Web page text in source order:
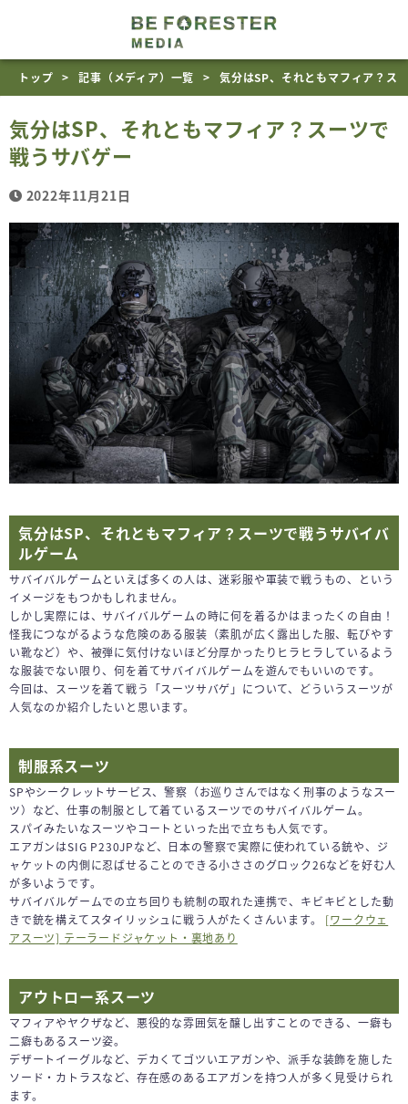
トップ 記事（メディア）一覧 気分はSP、それともマフィア？ス
気分はSP、それともマフィア？スーツで
戦うサバゲー
2022年11月21日
気分はSP、それともマフィア？スーツで戦うサバイバ
ルゲーム
サバイバルゲームといえば多くの人は、迷彩服や軍装で戦うもの、という
イメージをもつかもしれません。
しかし実際には、サバイバルゲームの時に何を着るかはまったくの自由！
怪我につながるような危険のある服装（素肌が広く露出した服、転びやす
い靴など）や、被弾に気付けないほど分厚かったりヒラヒラしているよう
な服装でない限り、何を着てサバイバルゲームを遊んでもいいのです。
今回は、スーツを着て戦う「スーツサバゲ」について、どういうスーツが
人気なのか紹介したいと思います。
制服系スーツ
SPやシークレットサービス、警察（お巡りさんではなく刑事のようなスー
ツ）など、仕事の制服として着ているスーツでのサバイバルゲーム。
スパイみたいなスーツやコートといった出で立ちも人気です。
エアガンはSIG P230JPなど、日本の警察で実際に使われている銃や、ジ
ャケットの内側に忍ばせることのできる小ささのグロック26などを好む人
が多いようです。
サバイバルゲームでの立ち回りも統制の取れた連携で、キビキビとした動
きで銃を構えてスタイリッシュに戦う人がたくさんいます。 [ワークウェ
アスーツ] テーラードジャケット・裏地あり
アウトロー系スーツ
マフィアやヤクザなど、悪役的な雰囲気を醸し出すことのできる、一癖も
二癖もあるスーツ姿。
デザートイーグルなど、デカくてゴツいエアガンや、派手な装飾を施した
ソード・カトラスなど、存在感のあるエアガンを持つ人が多く見受けられ
ます。